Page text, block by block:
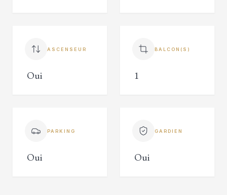
ASCENSEUR
Oui
BALCON(S)
1
PARKING
Oui
GARDIEN
Oui